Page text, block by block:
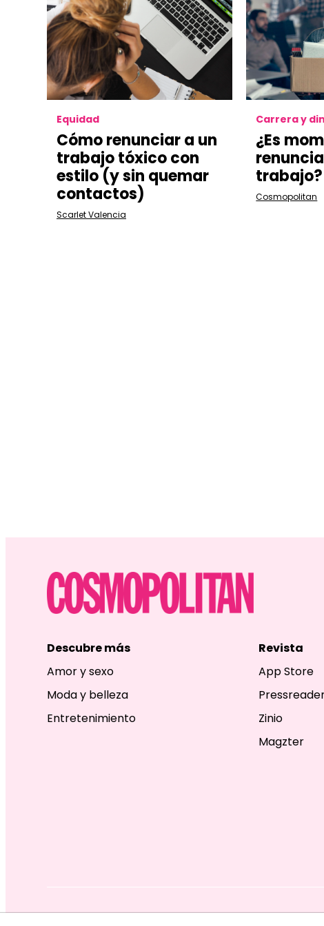
Equidad
Cómo renunciar a un
trabajo tóxico con
estilo (y sin quemar
contactos)
Scarlet Valencia
Carrera y
¿Es
trabajo?
Cosmopolitan
Descubre más
Amor y sexo
Moda y belleza
Entretenimiento
Revista
App Store
Zinio
Magzter
EDITORIAL TELEVISA S.A. DE C.V. TODOS LOS DERECHOS